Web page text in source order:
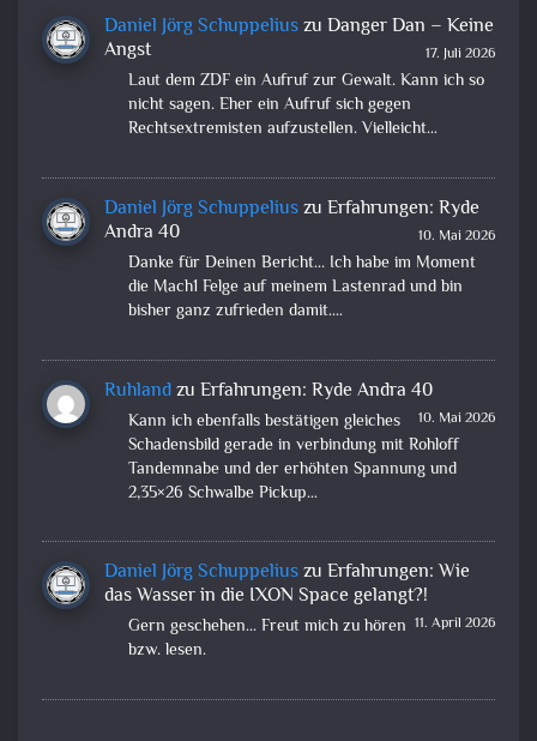
Daniel Jörg Schuppeliuszu Danger Dan – Keine
Angst
17. Juli 2026
Laut dem ZDF ein Aufruf zur Gewalt. Kann ich so
nicht sagen. Eher ein Aufruf sich gegen
Rechtsextremisten aufzustellen. Vielleicht…
Daniel Jörg Schuppeliuszu Erfahrungen: Ryde
Andra 40
10. Mai 2026
Danke für Deinen Bericht... Ich habe im Moment
die Mach1 Felge auf meinem Lastenrad und bin
bisher ganz zufrieden damit.…
Ruhlandzu Erfahrungen: Ryde Andra 40
10. Mai 2026
Kann ich ebenfalls bestätigen gleiches
Schadensbild gerade in verbindung mit Rohloff
Tandemnabe und der erhöhten Spannung und
2,35×26 Schwalbe Pickup…
Daniel Jörg Schuppeliuszu Erfahrungen: Wie
das Wasser in die IXON Space gelangt?!
11. April 2026
Gern geschehen... Freut mich zu hören
bzw. lesen.